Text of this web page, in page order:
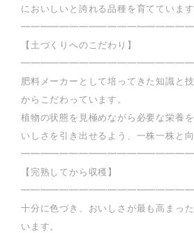
においしいと誇れる品種を育てています
【土づくりへのこだわり】
肥料メーカーとして培ってきた知識と
からこだわっています。
植物の状態を見極めながら必要な栄養
いしさを引き出せるよう、一株一株と
【完熟してから収穫】
十分に色づき、おいしさが最も高まっ
います。